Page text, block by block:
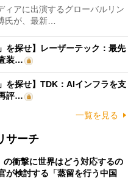
アに出演するグローバルリン
氏が、最新…
を探せ】レーザーテック：最先
装…
を探せ】TDK：AIインフラを支
評…
一覧を見る
サーチ
衝撃に世界はどう対応するの
検討する「蒸留を行う中国